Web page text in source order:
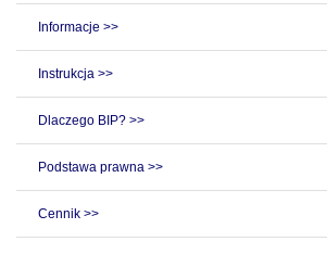
Informacje >>
Instrukcja >>
Dlaczego BIP? >>
Podstawa prawna >>
Cennik >>